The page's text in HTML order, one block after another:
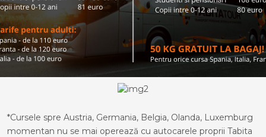
*Cursele spre Austria, Germania, Belgia, Olanda, Luxemburg
momentan nu se mai operează cu autocarele proprii Tabita